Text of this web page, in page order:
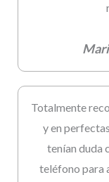
Totalmente
y en
tenían duda
teléfono para